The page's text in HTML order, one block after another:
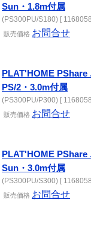
Sun・1.8m付属
(PS300PU/S180) [
販売価格 お問合せ
PLAT'HOME PShare
PS/2・3.0m付属
(PS300PU/P300) [
販売価格 お問合せ
PLAT'HOME PShare
Sun・3.0m付属
(PS300PU/S300) [
販売価格 お問合せ